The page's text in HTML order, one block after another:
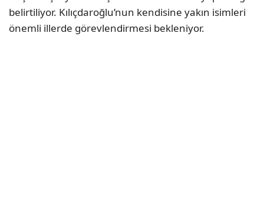
belirtiliyor. Kılıçdaroğlu’nun kendisine yakın isimleri
önemli illerde görevlendirmesi bekleniyor.